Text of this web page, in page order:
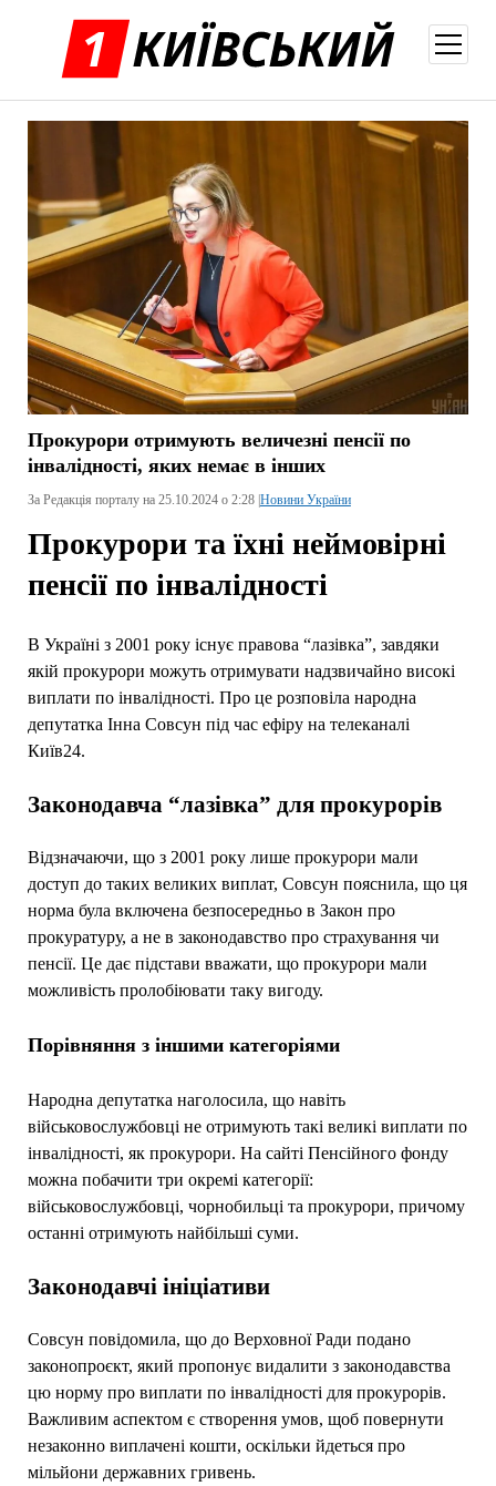
меню
Прокурори отримують величезні пенсії по
інвалідності, яких немає в інших
За Редакція порталу на 25.10.2024 о 2:28 | Новини України
Прокурори та їхні неймовірні
пенсії по інвалідності
В Україні з 2001 року існує правова “лазівка”, завдяки
якій прокурори можуть отримувати надзвичайно високі
виплати по інвалідності. Про це розповіла народна
депутатка Інна Совсун під час ефіру на телеканалі
Київ24.
Законодавча “лазівка” для прокурорів
Відзначаючи, що з 2001 року лише прокурори мали
доступ до таких великих виплат, Совсун пояснила, що ця
норма була включена безпосередньо в Закон про
прокуратуру, а не в законодавство про страхування чи
пенсії. Це дає підстави вважати, що прокурори мали
можливість пролобіювати таку вигоду.
Порівняння з іншими категоріями
Народна депутатка наголосила, що навіть
військовослужбовці не отримують такі великі виплати по
інвалідності, як прокурори. На сайті Пенсійного фонду
можна побачити три окремі категорії:
військовослужбовці, чорнобильці та прокурори, причому
останні отримують найбільші суми.
Законодавчі ініціативи
Совсун повідомила, що до Верховної Ради подано
законопроєкт, який пропонує видалити з законодавства
цю норму про виплати по інвалідності для прокурорів.
Важливим аспектом є створення умов, щоб повернути
незаконно виплачені кошти, оскільки йдеться про
мільйони державних гривень.